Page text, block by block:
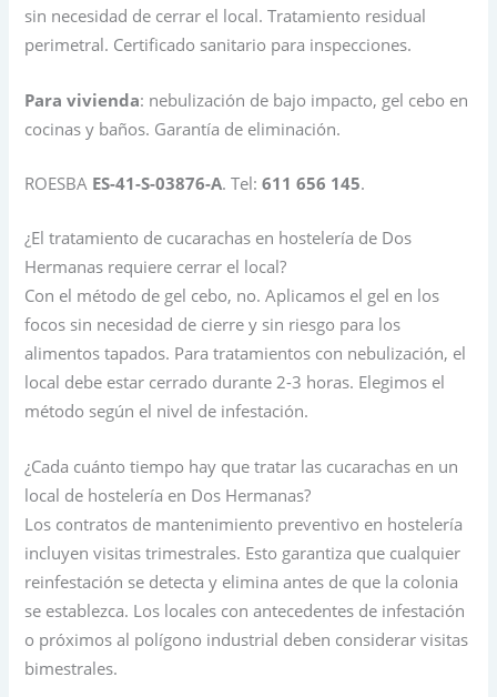
sin necesidad de cerrar el local. Tratamiento residual
perimetral. Certificado sanitario para inspecciones.
Para vivienda: nebulización de bajo impacto, gel cebo en
cocinas y baños. Garantía de eliminación.
ROESBA ES-41-S-03876-A. Tel:611 656 145.
¿El tratamiento de cucarachas en hostelería de Dos
Hermanas requiere cerrar el local?
Con el método de gel cebo, no. Aplicamos el gel en los
focos sin necesidad de cierre y sin riesgo para los
alimentos tapados. Para tratamientos con nebulización, el
local debe estar cerrado durante 2-3 horas. Elegimos el
método según el nivel de infestación.
¿Cada cuánto tiempo hay que tratar las cucarachas en un
local de hostelería en Dos Hermanas?
Los contratos de mantenimiento preventivo en hostelería
incluyen visitas trimestrales. Esto garantiza que cualquier
reinfestación se detecta y elimina antes de que la colonia
se establezca. Los locales con antecedentes de infestación
o próximos al polígono industrial deben considerar visitas
bimestrales.